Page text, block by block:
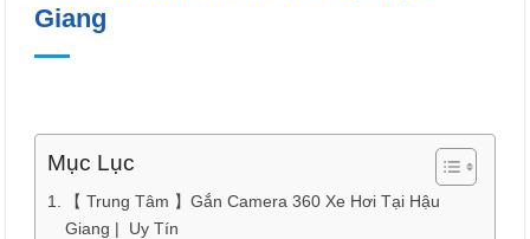
Giang
Mục Lục
【 Trung Tâm 】Gắn Camera 360 Xe Hơi Tại Hậu
Giang | Uy Tín